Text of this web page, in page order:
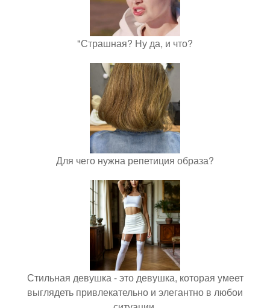
"Страшная? Ну да, и что?
Для чего нужна репетиция образа?
Стильная девушка - это девушка, которая умеет
выглядеть привлекательно и элегантно в любои